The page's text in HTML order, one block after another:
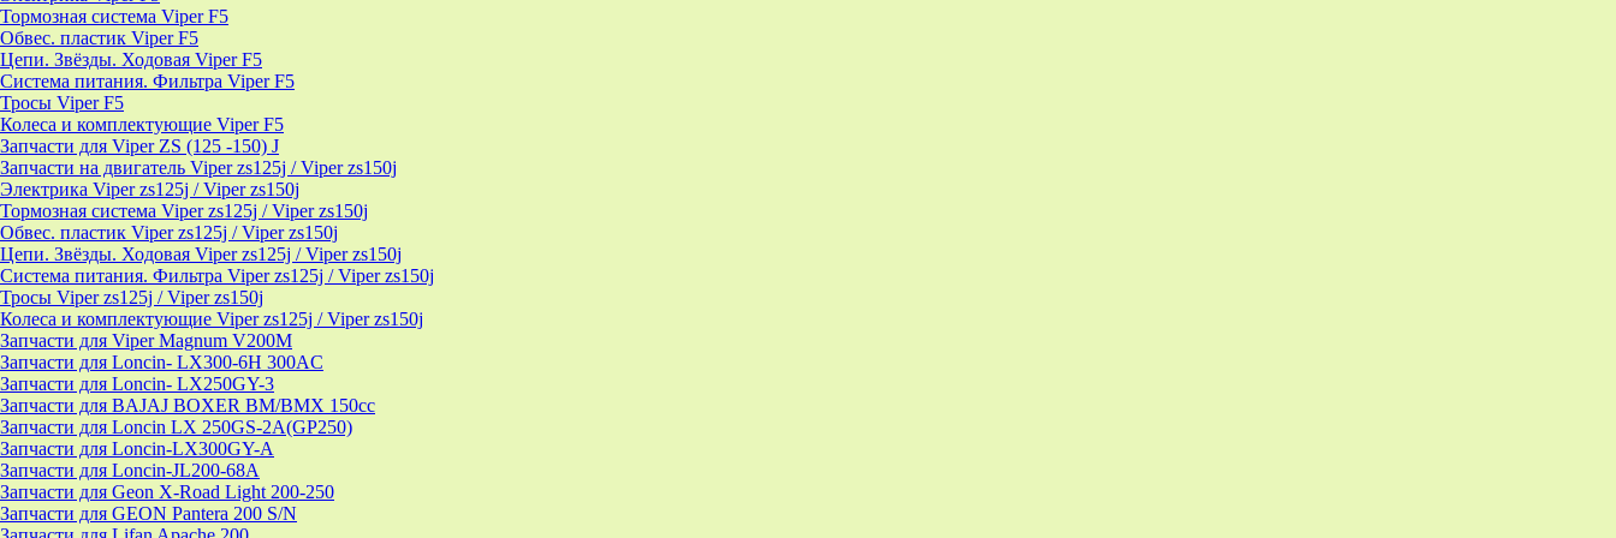
Тормозная система Viper F5
Обвес. пластик Viper F5
Цепи. Звёзды. Ходовая Viper F5
Система питания. Фильтра Viper F5
Тросы Viper F5
Колеса и комплектующие Viper F5
Запчасти для Viper ZS (125 -150) J
Запчасти на двигатель Viper zs125j / Viper zs150j
Электрика Viper zs125j / Viper zs150j
Тормозная система Viper zs125j / Viper zs150j
Обвес. пластик Viper zs125j / Viper zs150j
Цепи. Звёзды. Ходовая Viper zs125j / Viper zs150j
Система питания. Фильтра Viper zs125j / Viper zs150j
Тросы Viper zs125j / Viper zs150j
Колеса и комплектующие Viper zs125j / Viper zs150j
Запчасти для Viper Magnum V200M
Запчасти для Loncin- LX300-6H 300AC
Запчасти для Loncin- LX250GY-3
Запчасти для BAJAJ BOXER BM/ВМX 150cc
Запчасти для Loncin LX 250GS-2A(GP250)
Запчасти для Loncin-LX300GY-A
Запчасти для Loncin-JL200-68A
Запчасти для Geon X-Road Light 200-250
Запчасти для GEON Pantera 200 S/N